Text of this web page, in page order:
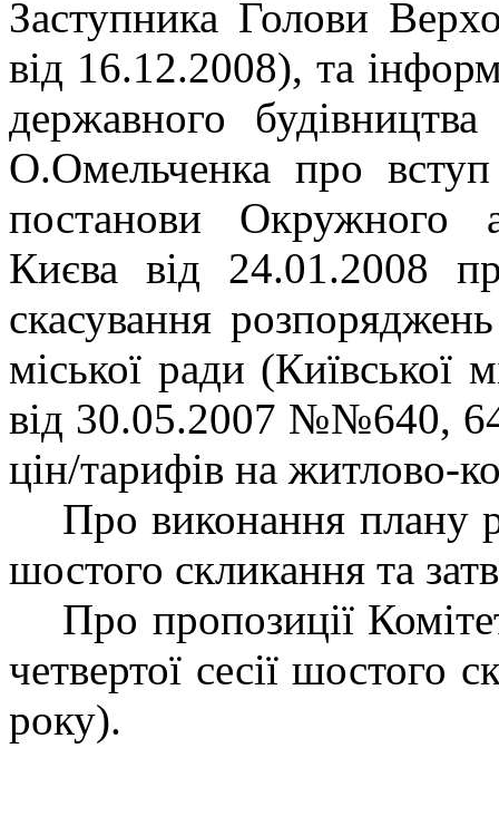
Заступника Голови
від 16.12.2008), та
державного
О.Омельченка про
постанови Окружного
Києва від 24.01.2008
скасування
міської ради (Київської
від 30.05.2007 №№640,
цін/тарифів на житлово-
Про виконання плану
шостого скликання та
Про пропозиції
четвертої сесії
року).